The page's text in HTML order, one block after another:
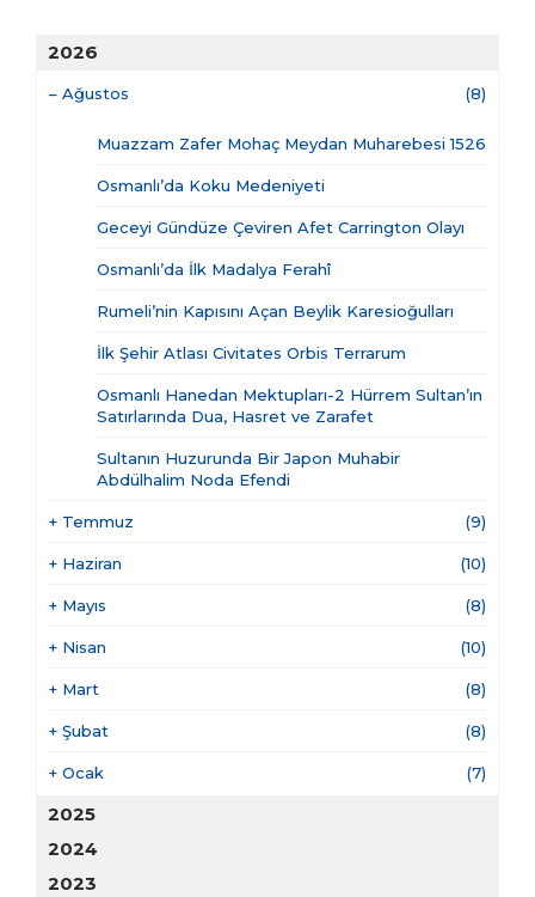
2026
– Ağustos (8)
Muazzam Zafer Mohaç Meydan Muharebesi 1526
Osmanlı’da Koku Medeniyeti
Geceyi Gündüze Çeviren Afet Carrington Olayı
Osmanlı’da İlk Madalya Ferahî
Rumeli’nin Kapısını Açan Beylik Karesioğulları
İlk Şehir Atlası Civitates Orbis Terrarum
Osmanlı Hanedan Mektupları-2 Hürrem Sultan’ın
Satırlarında Dua, Hasret ve Zarafet
Sultanın Huzurunda Bir Japon Muhabir
Abdülhalim Noda Efendi
+ Temmuz (9)
+ Haziran (10)
+ Mayıs (8)
+ Nisan (10)
+ Mart (8)
+ Şubat (8)
+ Ocak (7)
2025
2024
2023